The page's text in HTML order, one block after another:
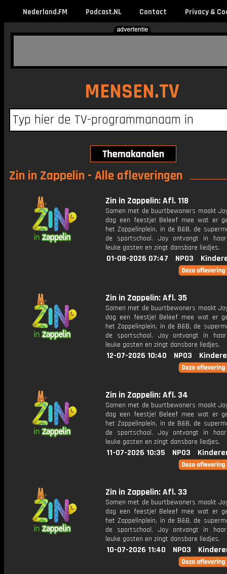
Nederland.FM Podcast.NL Contact Privacy &
MENSEN.TV
Zin in Zappelin - Alle afleveringen
Zin in Zappelin: Afl. 118
Samen met de buurtbewoners maakt
dag een feestje! Beleef mee wat er
het Zappelinplein, in de B&B, de
de sportschool. Joy ontvangt in
leuke gasten en zingt dansbare liedjes.
01-08-2026 07:47 NPO3
Zin in Zappelin: Afl. 35
Samen met de buurtbewoners maakt
dag een feestje! Beleef mee wat er
het Zappelinplein, in de B&B, de
de sportschool. Joy ontvangt in
leuke gasten en zingt dansbare liedjes.
12-07-2026 10:40 NPO3
Zin in Zappelin: Afl. 34
Samen met de buurtbewoners maakt
dag een feestje! Beleef mee wat er
het Zappelinplein, in de B&B, de
de sportschool. Joy ontvangt in
leuke gasten en zingt dansbare liedjes.
11-07-2026 10:35 NPO3
Zin in Zappelin: Afl. 33
Samen met de buurtbewoners maakt
dag een feestje! Beleef mee wat er
het Zappelinplein, in de B&B, de
de sportschool. Joy ontvangt in
leuke gasten en zingt dansbare liedjes.
10-07-2026 11:40 NPO3